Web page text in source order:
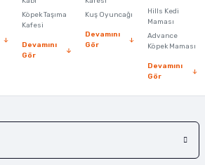
daha pahalı.
alternatifler olmalı.
Köpek Taşıma
Kafesi
Devamını
Gör
Kuş Oyuncağı
Devamını
Gör
Hills Kedi
Maması
Advance
Köpek Maması
Devamını
Gör